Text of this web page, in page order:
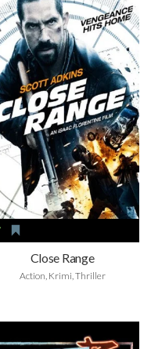
Close Range
Action, Krimi, Thriller